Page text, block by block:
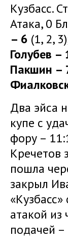
Кузбасс.
Атака, 0
– 6 (1, 2,
Голубев –
Пакшин –
Два эйса
купе с
фору –
Кречетов
пошла
закрыл
атакой из
подачей –